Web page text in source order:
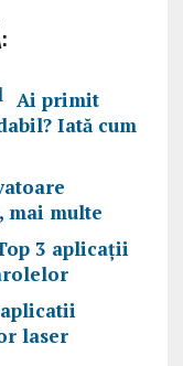
Ai primit
Iată cum
mai multe
3 aplicații
laser